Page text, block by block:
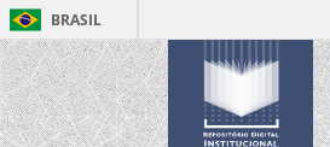
BRASIL